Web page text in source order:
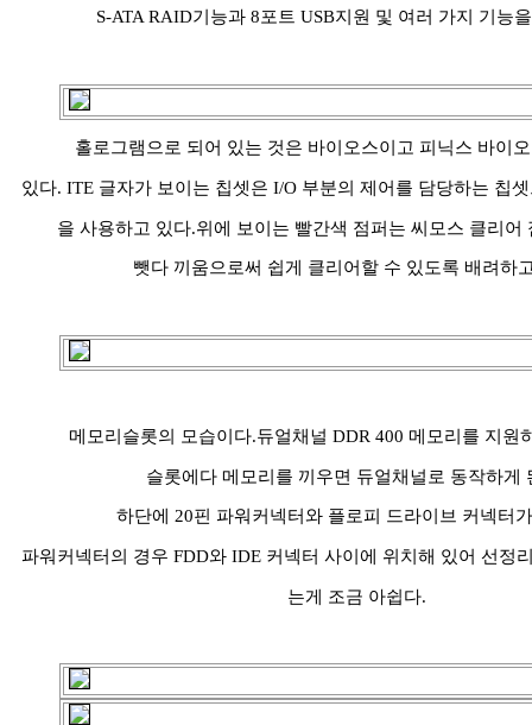
S-ATA RAID기능과 8포트 USB지원 및 여러 가지 기능
홀로그램으로 되어 있는 것은 바이오스이고 피닉스 바이
있다. ITE 글자가 보이는 칩셋은 I/O 부분의 제어를 담당하는 칩
을 사용하고 있다.위에 보이는 빨간색 점퍼는 씨모스 클리어
뺏다 끼움으로써 쉽게 클리어할 수 있도록 배려하
메모리슬롯의 모습이다.듀얼채널 DDR 400 메모리를 지원
슬롯에다 메모리를 끼우면 듀얼채널로 동작하게
하단에 20핀 파워커넥터와 플로피 드라이브 커넥터
파워커넥터의 경우 FDD와 IDE 커넥터 사이에 위치해 있어 선정
는게 조금 아쉽다.